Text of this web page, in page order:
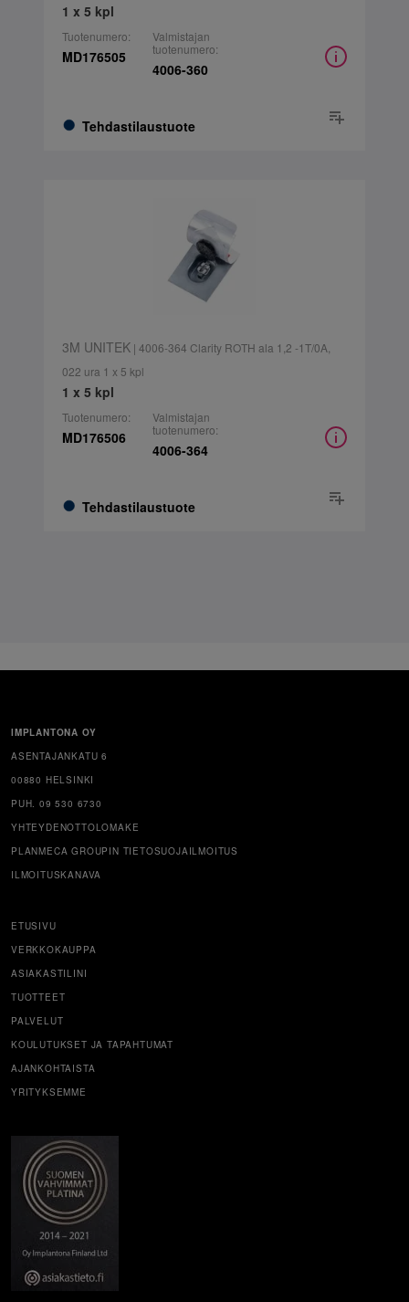
1 x 5 kpl
Tuotenumero:
MD176505
Tehdastilaustuote
Valmistajan
tuotenumero:
4006-360
3M UNITEK| 4006-364 Clarity ROTH ala 1,2 -1T/0A,
022 ura 1 x 5 kpl
1 x 5 kpl
Tuotenumero:
MD176506
Tehdastilaustuote
Valmistajan
tuotenumero:
4006-364
IMPLANTONA OY
ASENTAJANKATU 6
00880 HELSINKI
PUH. 09 530 6730
YHTEYDENOTTOLOMAKE
PLANMECA GROUPIN TIETOSUOJAILMOITUS
ILMOITUSKANAVA
ETUSIVU
VERKKOKAUPPA
ASIAKASTILINI
TUOTTEET
PALVELUT
KOULUTUKSET JA TAPAHTUMAT
AJANKOHTAISTA
YRITYKSEMME